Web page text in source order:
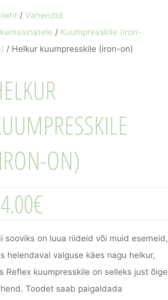
/ Vahendid
/ Kuumpresskile (iron-
/ Helkur kuumpresskile (iron-on)
ON)
€
sooviks on luua riideid või muid esemeid,
helendaval valguse käes nagu helkur,
Reflex kuumpresskile on selleks just õige
Toodet saab paigaldada